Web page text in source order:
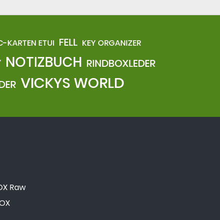
KARTEN ETUI FELL KEY ORGANIZER
NOTIZBUCH RINDBOXLEDER
VICKYS WORLD
Raw